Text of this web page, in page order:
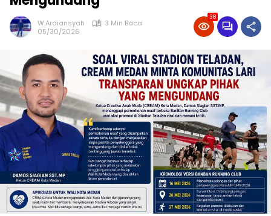
W.Ardiansyah
3 Min Baca
05/30/2026
38